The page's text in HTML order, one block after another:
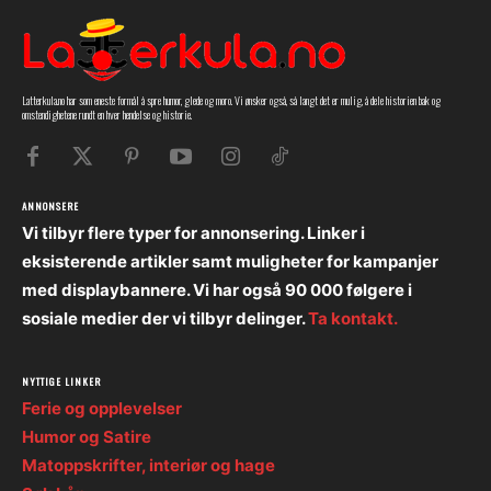
Latterkula.no har som eneste formål å spre humor, glede og moro. Vi ønsker også, så langt det er mulig, å dele historien bak og
omstendighetene rundt en hver hendelse og historie.
ANNONSERE
Vi tilbyr flere typer for annonsering. Linker i
eksisterende artikler samt muligheter for kampanjer
med displaybannere. Vi har også 90 000 følgere i
sosiale medier der vi tilbyr delinger.Ta kontakt.
NYTTIGE LINKER
Ferie og opplevelser
Humor og Satire
Matoppskrifter, interiør og hage